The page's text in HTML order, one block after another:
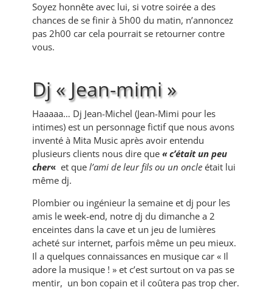
Soyez honnête avec lui, si votre soirée a des
chances de se finir à 5h00 du matin, n’annoncez
pas 2h00 car cela pourrait se retourner contre
vous.
Dj « Jean-mimi »
Haaaaa… Dj Jean-Michel (Jean-Mimi pour les
intimes) est un personnage fictif que nous avons
inventé à Mita Music après avoir entendu
plusieurs clients nous dire que « c’était un peu
cher« et que l’ami de leur fils ou un oncle était lui
même dj.
Plombier ou ingénieur la semaine et dj pour les
amis le week-end, notre dj du dimanche a 2
enceintes dans la cave et un jeu de lumières
acheté sur internet, parfois même un peu mieux.
Il a quelques connaissances en musique car « Il
adore la musique ! » et c’est surtout on va pas se
mentir, un bon copain et il coûtera pas trop cher.